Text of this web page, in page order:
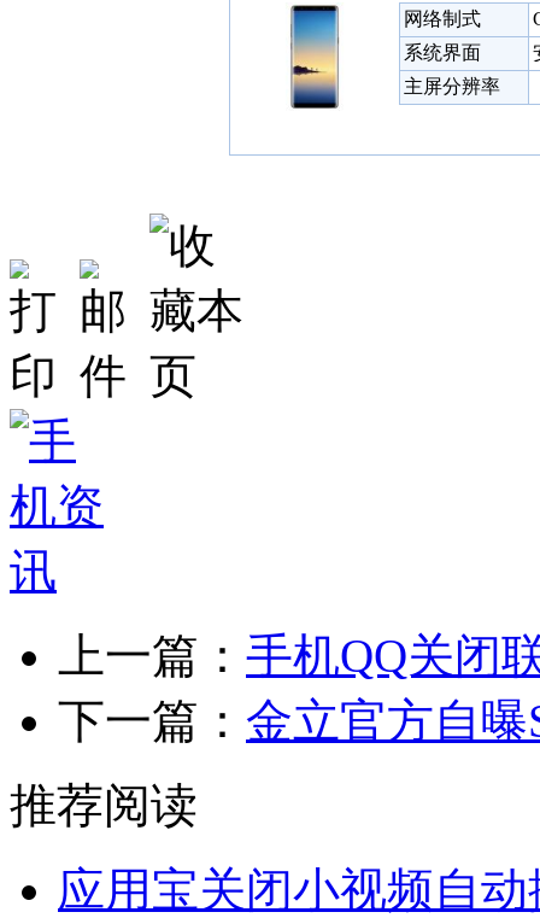
网络制式
系统界面
主屏分辨率
上一篇： 手机QQ关闭
下一篇： 金立官方自曝
推荐阅读
应用宝关闭小视频自